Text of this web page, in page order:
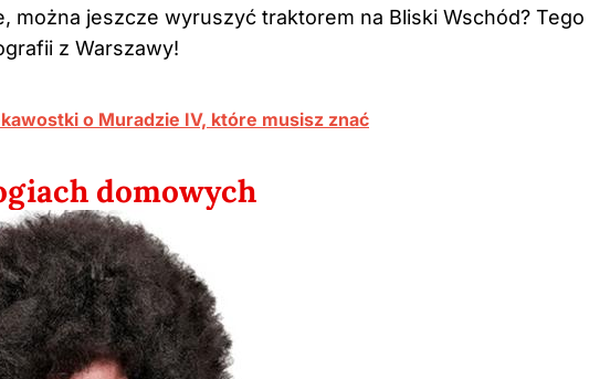
można jeszcze wyruszyć traktorem na Bliski Wschód? Tego
z Warszawy!
o Muradzie IV, które musisz znać
domowych